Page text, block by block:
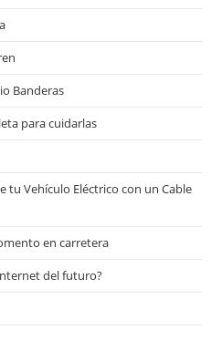
Banderas
para cuidarlas
tu Vehículo Eléctrico con un Cable
en carretera
del futuro?